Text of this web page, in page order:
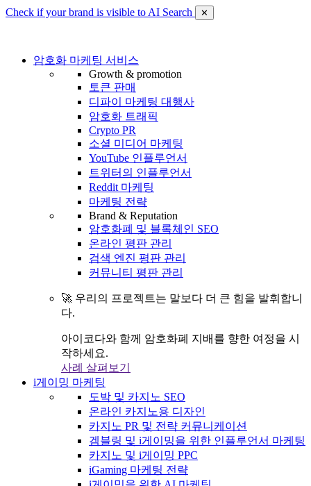
Check if your brand is visible to AI Search ✕
암호화 마케팅 서비스
Growth & promotion
토큰 판매
디파이 마케팅 대행사
암호화 트래픽
Crypto PR
소셜 미디어 마케팅
YouTube 인플루언서
트위터의 인플루언서
Reddit 마케팅
마케팅 전략
Brand & Reputation
암호화폐 및 블록체인 SEO
온라인 평판 관리
검색 엔진 평판 관리
커뮤니티 평판 관리
🚀 우리의 프로젝트는 말보다 더 큰 힘을 발휘합니
다.
아이코다와 함께 암호화폐 지배를 향한 여정을 시
작하세요.
사례 살펴보기
i게이밍 마케팅
도박 및 카지노 SEO
온라인 카지노용 디자인
카지노 PR 및 전략 커뮤니케이션
겜블링 및 i게이밍을 위한 인플루언서 마케팅
카지노 및 i게이밍 PPC
iGaming 마케팅 전략